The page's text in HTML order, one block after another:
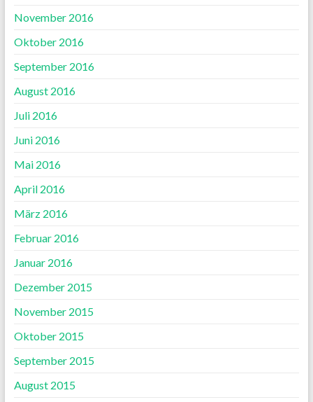
November 2016
Oktober 2016
September 2016
August 2016
Juli 2016
Juni 2016
Mai 2016
April 2016
März 2016
Februar 2016
Januar 2016
Dezember 2015
November 2015
Oktober 2015
September 2015
August 2015